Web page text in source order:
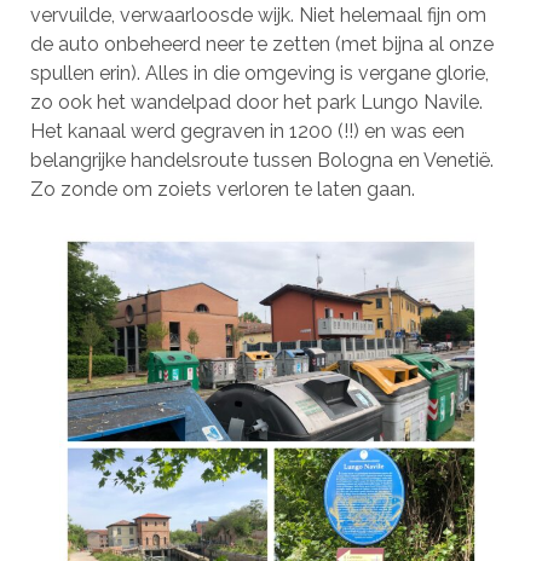
vervuilde, verwaarloosde wijk. Niet helemaal fijn om
de auto onbeheerd neer te zetten (met bijna al onze
spullen erin). Alles in die omgeving is vergane glorie,
zo ook het wandelpad door het park Lungo Navile.
Het kanaal werd gegraven in 1200 (!!) en was een
belangrijke handelsroute tussen Bologna en Venetië.
Zo zonde om zoiets verloren te laten gaan.